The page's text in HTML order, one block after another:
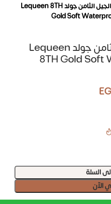
شنطه ليكوين الجيل الثامن جولد Lequeen 8TH
Gold Soft
شنطه ليكوين الجيل الثامن جولد Lequeen
8TH Gold Soft
السلة
الآن